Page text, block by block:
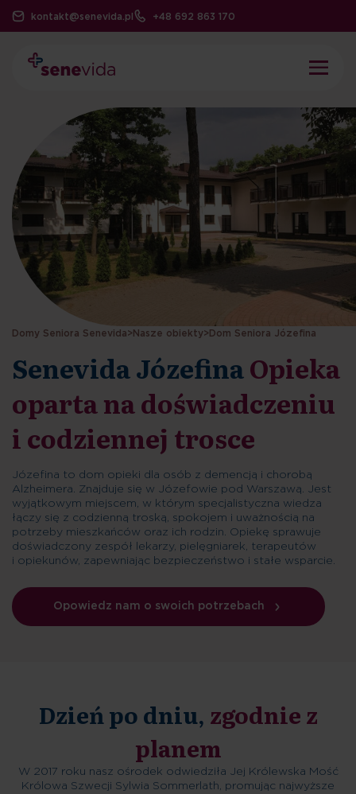
kontakt@senevida.pl +48 692 863 170
Domy Seniora Senevida> Nasze obiekty> Dom Seniora Józefina
Senevida JózefinaOpieka
oparta na doświadczeniu
i codziennej trosce
Józefina to dom opieki dla osób z demencją i chorobą
Alzheimera. Znajduje się w Józefowie pod Warszawą. Jest
wyjątkowym miejscem, w którym specjalistyczna wiedza
łączy się z codzienną troską, spokojem i uważnością na
potrzeby mieszkańców oraz ich rodzin. Opiekę sprawuje
doświadczony zespół lekarzy, pielęgniarek, terapeutów
i opiekunów, zapewniając bezpieczeństwo i stałe wsparcie.
Opowiedz nam o swoich potrzebach
Dzień po dniu, zgodnie z
planem
W 2017 roku nasz ośrodek odwiedziła Jej Królewska Mość
Królowa Szwecji Sylwia Sommerlath, promując najwyższe